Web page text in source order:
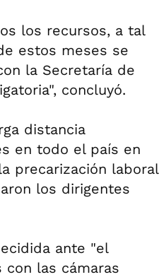
los recursos, a tal
estos meses se
la Secretaría de
concluyó.
distancia
en todo el país en
precarización laboral
los dirigentes
ante "el
con las cámaras